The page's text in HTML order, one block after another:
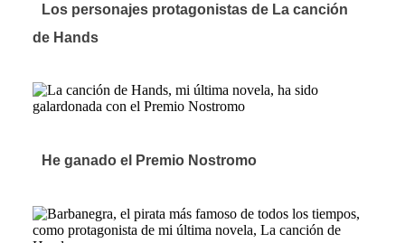
Los personajes protagonistas de La canción
de Hands
He ganado el Premio Nostromo